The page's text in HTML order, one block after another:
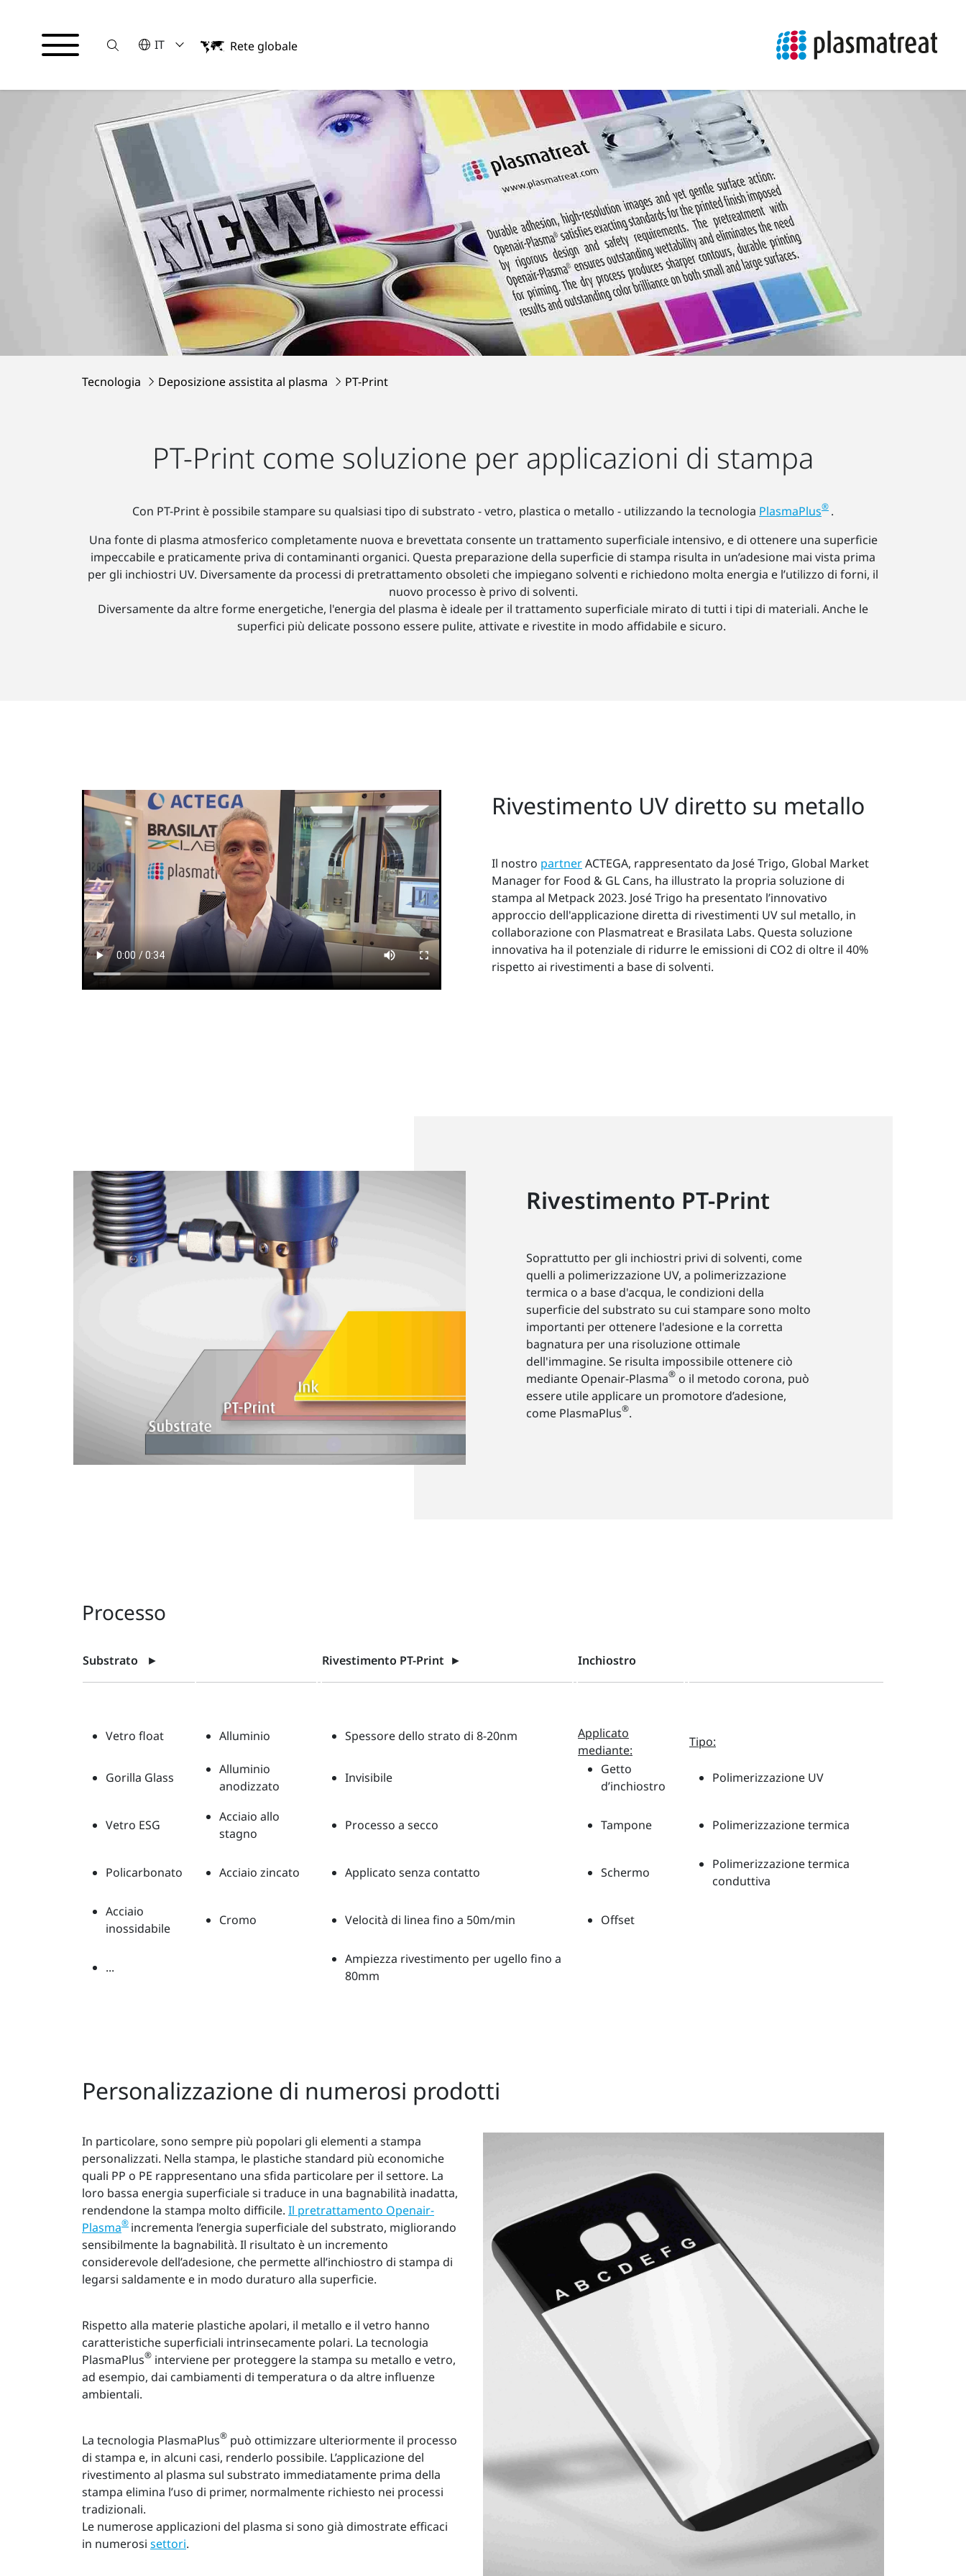
SucheVELEZIONA UNA LINGUA
IT
English
Rete globale
Tecnologia Deposizione assistita al plasma PT-Print
PT-Print come soluzione per applicazioni di stampa
Con PT-Print è possibile stampare su qualsiasi tipo di substrato - vetro, plastica o metallo - utilizzando la tecnologia PlasmaPlus® .
Una fonte di plasma atmosferico completamente nuova e brevettata consente un trattamento superficiale intensivo, e di ottenere una superficie
impeccabile e praticamente priva di contaminanti organici. Questa preparazione della superficie di stampa risulta in un’adesione mai vista prima
per gli inchiostri UV. Diversamente da processi di pretrattamento obsoleti che impiegano solventi e richiedono molta energia e l’utilizzo di forni, il
nuovo processo è privo di solventi.
Diversamente da altre forme energetiche, l'energia del plasma è ideale per il trattamento superficiale mirato di tutti i tipi di materiali. Anche le
superfici più delicate possono essere pulite, attivate e rivestite in modo affidabile e sicuro.
Rivestimento UV diretto su metallo
Il nostro partnerACTEGA, rappresentato da José Trigo, Global Market
Manager for Food & GL Cans, ha illustrato la propria soluzione di
stampa al Metpack 2023. José Trigo ha presentato l’innovativo
approccio dell'applicazione diretta di rivestimenti UV sul metallo, in
collaborazione con Plasmatreat e Brasilata Labs. Questa soluzione
innovativa ha il potenziale di ridurre le emissioni di CO2 di oltre il 40%
rispetto ai rivestimenti a base di solventi.
Rivestimento PT-Print
Soprattutto per gli inchiostri privi di solventi, come
quelli a polimerizzazione UV, a polimerizzazione
termica o a base d'acqua, le condizioni della
superficie del substrato su cui stampare sono molto
importanti per ottenere l'adesione e la corretta
bagnatura per una risoluzione ottimale
dell'immagine. Se risulta impossibile ottenere ciò
mediante Openair-Plasma® o il metodo corona, può
essere utile applicare un promotore d’adesione,
come PlasmaPlus®.
Processo
Substrato ► Rivestimento PT-Print ► Inchiostro
Vetro float Alluminio Spessore dello strato di 8-20nm
Applicato
mediante:
Tipo:
Gorilla Glass
Alluminio
anodizzato
Invisibile
Getto
d’inchiostro
Polimerizzazione UV
Vetro ESG
Acciaio allo
stagno
Processo a secco Tampone Polimerizzazione termica
Policarbonato Acciaio zincato Applicato senza contatto Schermo
Polimerizzazione termica
conduttiva
Acciaio
inossidabile
Cromo Velocità di linea fino a 50m/min Offset
...
Ampiezza rivestimento per ugello fino a
80mm
Personalizzazione di numerosi prodotti
In particolare, sono sempre più popolari gli elementi a stampa
personalizzati. Nella stampa, le plastiche standard più economiche
quali PP o PE rappresentano una sfida particolare per il settore. La
loro bassa energia superficiale si traduce in una bagnabilità inadatta,
rendendone la stampa molto difficile. Il pretrattamento Openair-
Plasma® incrementa l’energia superficiale del substrato, migliorando
sensibilmente la bagnabilità. Il risultato è un incremento
considerevole dell’adesione, che permette all’inchiostro di stampa di
legarsi saldamente e in modo duraturo alla superficie.
Rispetto alla materie plastiche apolari, il metallo e il vetro hanno
caratteristiche superficiali intrinsecamente polari. La tecnologia
PlasmaPlus® interviene per proteggere la stampa su metallo e vetro,
ad esempio, dai cambiamenti di temperatura o da altre influenze
ambientali.
La tecnologia PlasmaPlus® può ottimizzare ulteriormente il processo
di stampa e, in alcuni casi, renderlo possibile. L’applicazione del
rivestimento al plasma sul substrato immediatamente prima della
stampa elimina l’uso di primer, normalmente richiesto nei processi
tradizionali.
Le numerose applicazioni del plasma si sono già dimostrate efficaci
in numerosi settori.